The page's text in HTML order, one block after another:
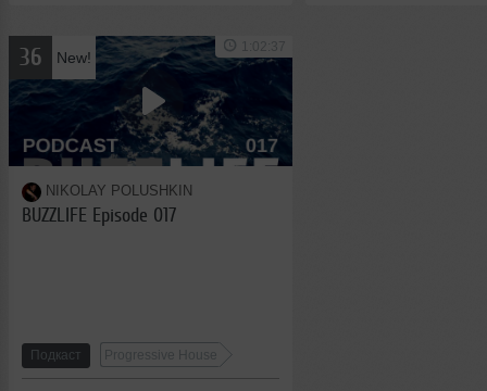
36 New!
NIKOLAY POLUSHKIN
BUZZLIFE Episode 017
Подкаст Progressive House
1:02:37